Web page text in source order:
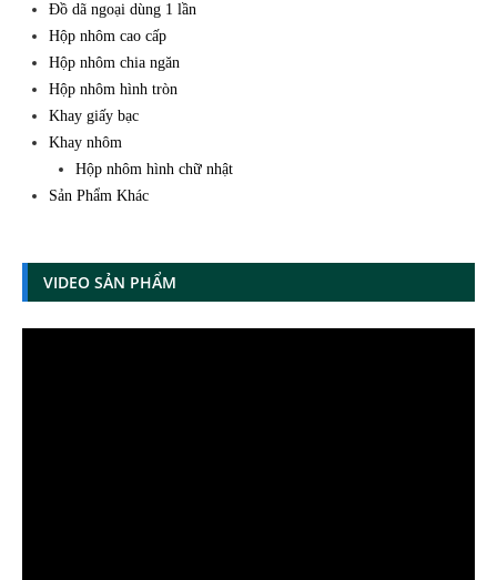
Đồ dã ngoại dùng 1 lần
Hộp nhôm cao cấp
Hộp nhôm chia ngăn
Hộp nhôm hình tròn
Khay giấy bạc
Khay nhôm
Hộp nhôm hình chữ nhật
Sản Phẩm Khác
VIDEO SẢN PHẨM